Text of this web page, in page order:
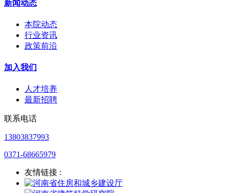
新闻动态
本院动态
行业资讯
政策前沿
加入我们
人才培养
最新招聘
联系电话
13803837993
0371-68665979
友情链接 :